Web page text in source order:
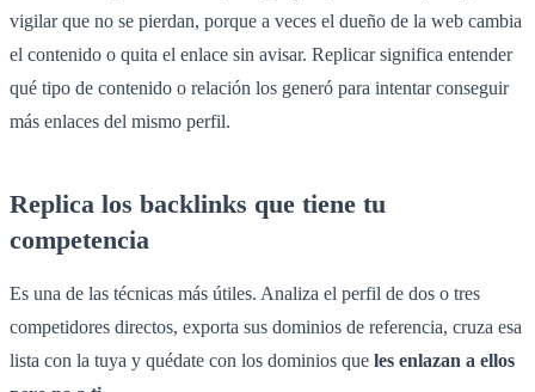
vigilar que no se pierdan, porque a veces el dueño de la web cambia
el contenido o quita el enlace sin avisar. Replicar significa entender
qué tipo de contenido o relación los generó para intentar conseguir
más enlaces del mismo perfil.
Replica los backlinks que tiene tu
competencia
Es una de las técnicas más útiles. Analiza el perfil de dos o tres
competidores directos, exporta sus dominios de referencia, cruza esa
lista con la tuya y quédate con los dominios que les enlazan a ellos